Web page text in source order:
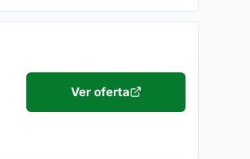
Ver oferta